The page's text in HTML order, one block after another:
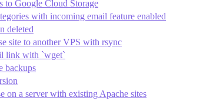
to Google Cloud Storage
with incoming email feature enabled
deleted
site to another VPS with rsync
link with `wget`
backups
on a server with existing Apache sites